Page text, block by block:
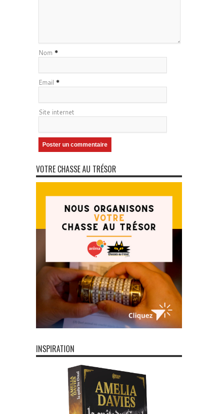
Nom *
Email *
Site internet
VOTRE CHASSE AU TRÉSOR
INSPIRATION